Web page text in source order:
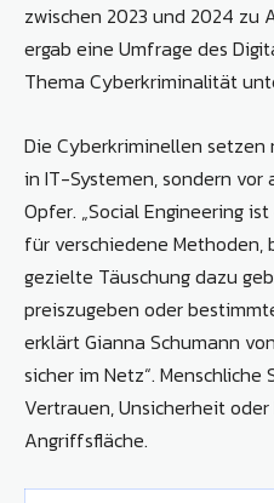
zwischen 2023 und 2024 zu
ergab eine Umfrage des
Thema Cyberkriminalität
Die Cyberkriminellen
in IT-Systemen, sondern
Opfer. „Social Engineering
für verschiedene Methoden,
gezielte Täuschung dazu
preiszugeben oder
erklärt Gianna Schumann
sicher im Netz“. Menschliche
Vertrauen, Unsicherheit
Angriffsfläche.